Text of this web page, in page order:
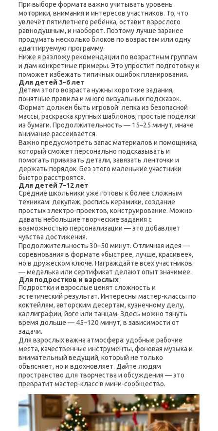
При выборе формата важно учитывать уровень
моторики, внимания и интересов участников. То, что
увлечёт пятилетнего ребёнка, оставит взрослого
равнодушным, и наоборот. Поэтому лучше заранее
продумать несколько блоков по возрастам или одну
адаптируемую программу.
Ниже я разложу рекомендации по возрастным группам
и дам конкретные примеры. Это упростит подготовку и
поможет избежать типичных ошибок планирования.
Для детей 3–6 лет
Детям этого возраста нужны короткие задания,
понятные правила и много визуальных подсказок.
Формат должен быть игровой: лепка из безопасной
массы, раскраска крупных шаблонов, простые поделки
из бумаги. Продолжительность — 15–25 минут, иначе
внимание рассеивается.
Важно предусмотреть запас материалов и помощника,
который сможет персонально подсказывать и
помогать привязать детали, завязать ленточки и
держать порядок. Без этого маленькие участники
быстро расстроятся.
Для детей 7–12 лет
Средние школьники уже готовы к более сложным
техникам: декупаж, роспись керамики, создание
простых электро-проектов, конструирование. Можно
давать небольшие творческие задания с
возможностью персонализации — это добавляет
чувства достижения.
Продолжительность 30–50 минут. Отличная идея —
соревнования в формате «быстрее, лучше, красивее»,
но в дружеском ключе. Награждайте всех участников
— медалька или сертификат делают опыт значимее.
Для подростков и взрослых
Подростки и взрослые ценят сложность и
эстетический результат. Интересны мастер-классы по
коктейлям, авторским десертам, кузнечному делу,
каллиграфии, йоге или танцам. Здесь можно тянуть
время дольше — 45–120 минут, в зависимости от
задачи.
Для взрослых важна атмосфера: удобные рабочие
места, качественные инструменты, фоновая музыка и
внимательный ведущий, который не только
объясняет, но и вдохновляет. Дайте людям
пространство для творчества и обсуждения — это
превратит мастер-класс в мини-сообщество.